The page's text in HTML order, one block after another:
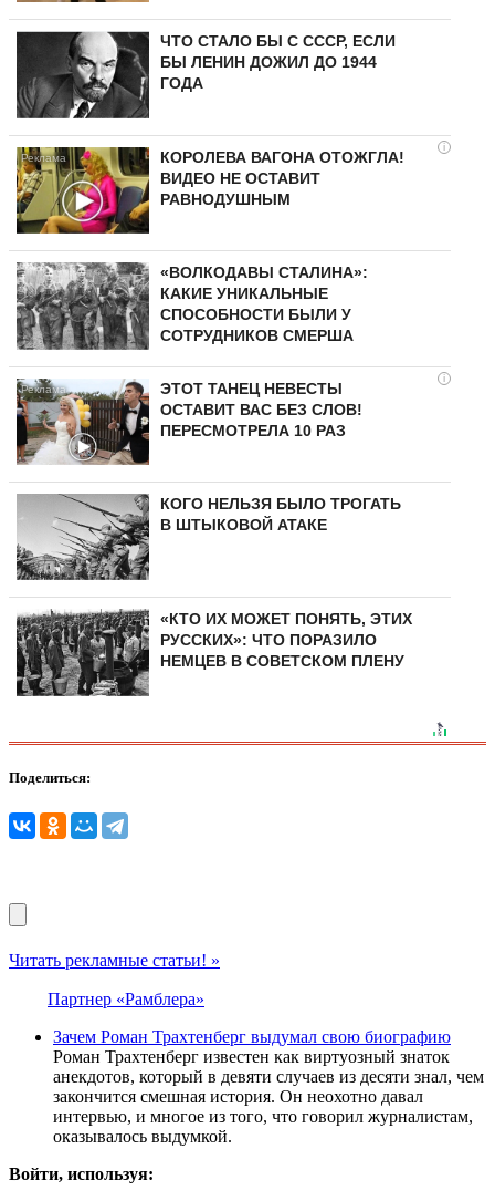
ЧТО СТАЛО БЫ С СССР, ЕСЛИ
БЫ ЛЕНИН ДОЖИЛ ДО 1944
ГОДА
i
КОРОЛЕВА ВАГОНА ОТОЖГЛА!
ВИДЕО НЕ ОСТАВИТ
РАВНОДУШНЫМ
«ВОЛКОДАВЫ СТАЛИНА»:
КАКИЕ УНИКАЛЬНЫЕ
СПОСОБНОСТИ БЫЛИ У
СОТРУДНИКОВ СМЕРША
i
ЭТОТ ТАНЕЦ НЕВЕСТЫ
ОСТАВИТ ВАС БЕЗ СЛОВ!
ПЕРЕСМОТРЕЛА 10 РАЗ
КОГО НЕЛЬЗЯ БЫЛО ТРОГАТЬ
В ШТЫКОВОЙ АТАКЕ
«КТО ИХ МОЖЕТ ПОНЯТЬ, ЭТИХ
РУССКИХ»: ЧТО ПОРАЗИЛО
НЕМЦЕВ В СОВЕТСКОМ ПЛЕНУ
Поделиться:
Читать рекламные статьи! »
Партнер «Рамблера»
Зачем Роман Трахтенберг выдумал свою биографию
Роман Трахтенберг известен как виртуозный знаток
анекдотов, который в девяти случаев из десяти знал, чем
закончится смешная история. Он неохотно давал
интервью, и многое из того, что говорил журналистам,
оказывалось выдумкой.
Войти, используя: